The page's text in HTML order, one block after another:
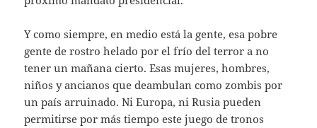
Y como siempre, en medio está la gente, esa pobre
gente de rostro helado por el frío del terror a no
tener un mañana cierto. Esas mujeres, hombres,
niños y ancianos que deambulan como zombis por
un país arruinado. Ni Europa, ni Rusia pueden
permitirse por más tiempo este juego de tronos